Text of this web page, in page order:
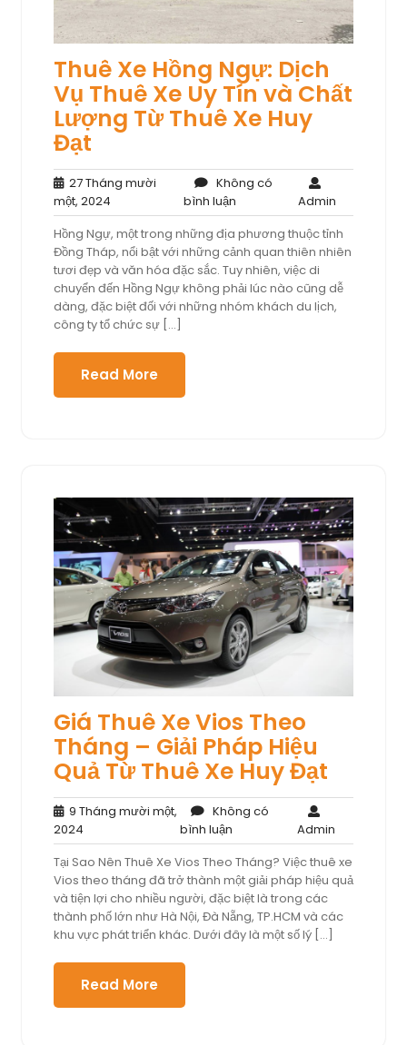
Thuê Xe Hồng Ngự: Dịch
Vụ Thuê Xe Uy Tín và Chất
Lượng Từ Thuê Xe Huy
Đạt
27 Tháng mười
một, 2024
Tháng
mười
một,
2024
Không có
bình luậnKhông
có
bình
luận
Admin
Hồng Ngự, một trong những địa phương thuộc tỉnh
Đồng Tháp, nổi bật với những cảnh quan thiên nhiên
tươi đẹp và văn hóa đặc sắc. Tuy nhiên, việc di
chuyển đến Hồng Ngự không phải lúc nào cũng dễ
dàng, đặc biệt đối với những nhóm khách du lịch,
công ty tổ chức sự […]
Read More
Giá Thuê Xe Vios Theo
Tháng – Giải Pháp Hiệu
Quả Từ Thuê Xe Huy Đạt
9 Tháng mười một,
2024
Tháng
mười
một,
2024
Không có
bình luận
có
bình
luận
Admin
Tại Sao Nên Thuê Xe Vios Theo Tháng? Việc thuê xe
Vios theo tháng đã trở thành một giải pháp hiệu quả
và tiện lợi cho nhiều người, đặc biệt là trong các
thành phố lớn như Hà Nội, Đà Nẵng, TP.HCM và các
khu vực phát triển khác. Dưới đây là một số lý […]
Read More